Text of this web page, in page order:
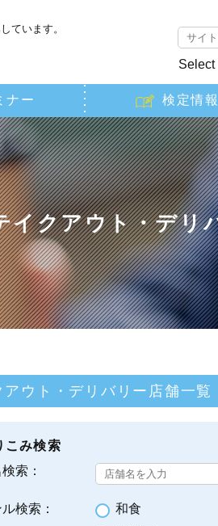
ています。
Select
ナー 検定情報
イクアウト・デリ
アウト・デリバリー店舗一覧
こみ検索
索：
検索： 和食